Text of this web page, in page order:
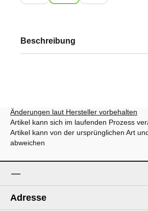
Beschreibung
Änderungen laut Hersteller vorbehalten
Artikel kann sich im laufenden Prozess
Artikel kann von der ursprünglichen Art
abweichen
Adresse